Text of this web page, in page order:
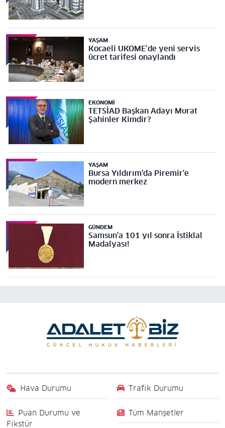
YAŞAM
Kocaeli UKOME’de yeni servis
ücret tarifesi onaylandı
EKONOMI
TETSİAD Başkan Adayı Murat
Şahinler Kimdir?
YAŞAM
Bursa Yıldırım'da Piremir'e
modern merkez
GÜNDEM
Samsun'a 101 yıl sonra İstiklal
Madalyası!
Hava Durumu Trafik Durumu
Puan Durumu ve
Fikstür
Tüm Manşetler